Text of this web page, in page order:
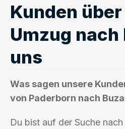
Kunden
Umzug nach
uns
Was sagen unsere
von Paderborn nach
Du bist auf der Suche